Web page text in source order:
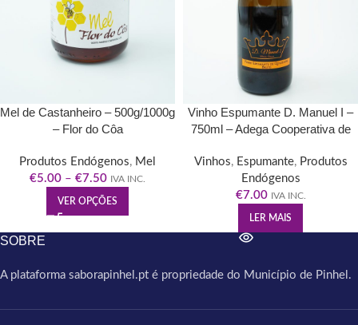
Mel de Castanheiro – 500g/1000g
– Flor do Côa
Produtos Endógenos, Mel
€5.00 – €7.50 IVA INC.
VER OPÇÕES
Vinho Espumante D. Manuel I –
750ml – Adega Cooperativa de
Vinhos, Espumante, Produtos
Endógenos
€7.00 IVA INC.
LER MAIS
SOBRE
A plataforma saborapinhel.pt é propriedade do Município de Pinhel.